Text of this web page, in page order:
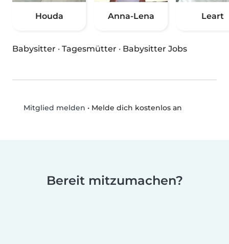
Houda Anna-Lena Leart
Babysitter · Tagesmütter · Babysitter Jobs
Mitglied melden • Melde dich kostenlos an
Bereit mitzumachen?